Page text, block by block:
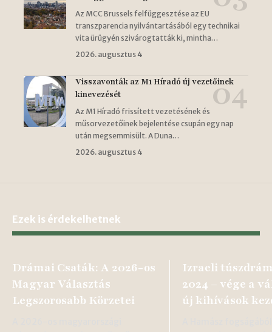
Az MCC Brussels felfüggesztése az EU
transzparencia nyilvántartásából egy technikai
vita ürügyén szivárogtatták ki, mintha…
2026. augusztus 4
Visszavonták az M1 Híradó új vezetőinek
kinevezését
Az M1 Híradó frissített vezetésének és
műsorvezetőinek bejelentése csupán egy nap
után megsemmisült. A Duna…
2026. augusztus 4
Ezek is érdekelhetnek
Drámai Csaták: A 2026-os
Magyar Választás
Legszorosabb Körzetei
Izraeli
2024 – vége a
új kihívások